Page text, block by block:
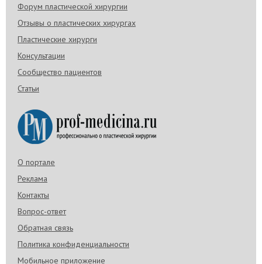
Форум пластической хирургии
Отзывы о пластических хирургах
Пластические хирурги
Консультации
Сообщество пациентов
Статьи
О портале
Реклама
Контакты
Вопрос-ответ
Обратная связь
Политика конфиденциальности
Мобильное приложение